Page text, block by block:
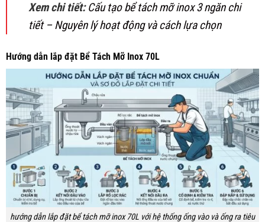
Xem chi tiết:Cấu tạo bể tách mỡ inox 3 ngăn chi
tiết – Nguyên lý hoạt động và cách lựa chọn
Hướng dẫn lắp đặt Bể Tách Mỡ Inox 70L
hướng dẫn lắp đặt bể tách mỡ inox 70L với hệ thống ống vào và ống ra tiêu